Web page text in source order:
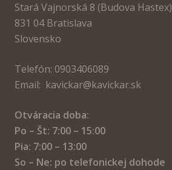
Stará Vajnorská 8 (Budova Hastex)
831 04 Bratislava
Slovensko
Telefón: 0903406089
Email: kavickar@kavickar.sk
Otváracia doba:
Po – Št: 7:00 – 15:00
Pia: 7:00 – 13:00
So – Ne: po telefonickej dohode